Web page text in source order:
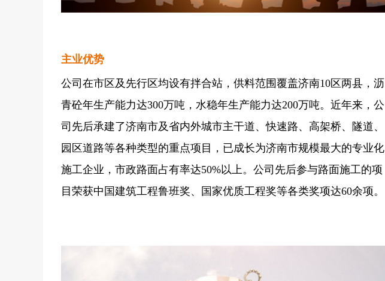
主业优势
公司在市区及先行区均设有拌合站，供料范围覆盖济南10区两县，沥
青砼年生产能力达300万吨，水稳年生产能力达200万吨。近年来，公
司先后承建了济南市及省内外城市主干道、快速路、高架桥、隧道、
园区道路等各种类型的重点项目，已成长为济南市规模最大的专业化
施工企业，市政路面占有率达50%以上。公司先后参与路面施工的项
目荣获中国建筑工程鲁班奖、国家优质工程奖等各类奖项达60余项。